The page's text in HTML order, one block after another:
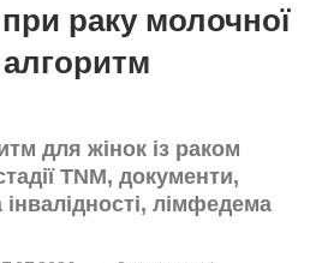
при раку молочної
для жінок із раком
TNM, документи,
лімфедема